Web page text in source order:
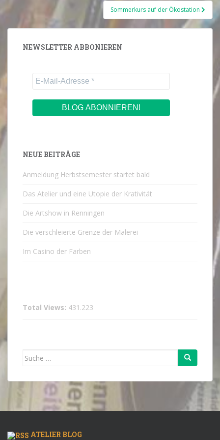
Sommerkurs auf der Ökostation
NEWSLETTER ABBONIEREN
NEUE BEITRÄGE
Anmeldung Herbstsemester startet bald
Das Atelier und eine Utopie der Krativität
Die Artshow in Renningen
Die verschleierte Grenze der Malerei
Im Casino der Farben
Total Views: 431.223
Suche
ATELIER BLOG